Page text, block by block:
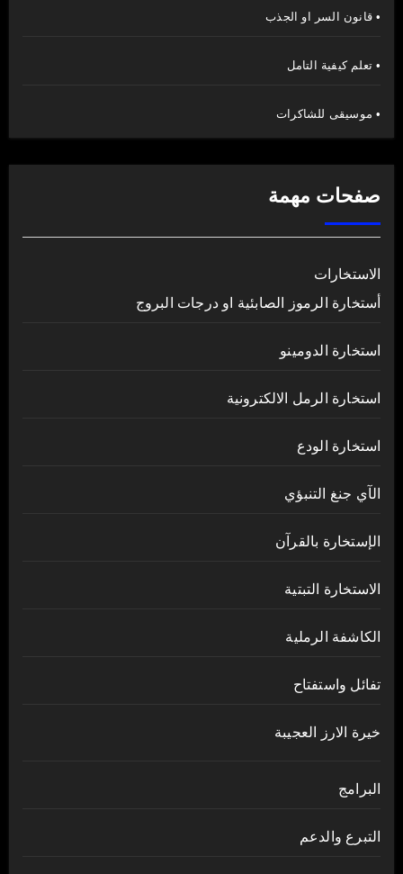
• قانون السر او الجذب
• تعلم كيفية التامل
• موسيقى للشاكرات
صفحات مهمة
الاستخارات
أستخارة الرموز الصابئية او درجات البروج
استخارة الدومينو
استخارة الرمل الالكترونية
استخارة الودع
الآي جنغ التنبؤي
الإستخارة بالقرآن
الاستخارة التبتية
الكاشفة الرملية
تفائل واستفتاح
خيرة الارز العجيبة
البرامج
التبرع والدعم